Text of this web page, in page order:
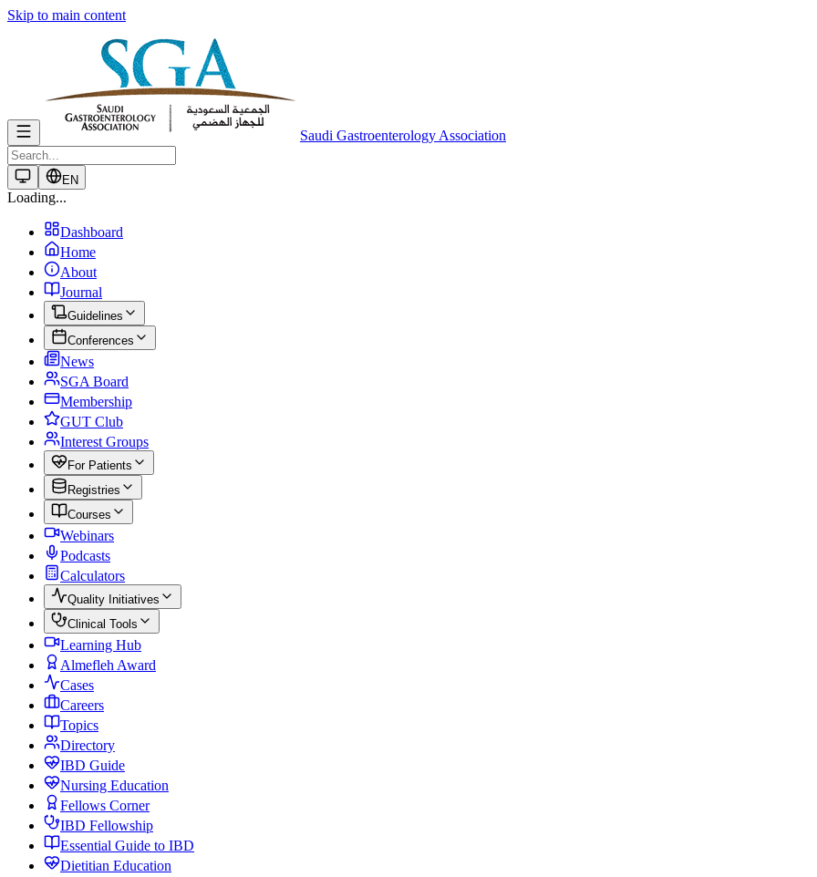
Skip to main content
Saudi Gastroenterology Association
EN
Loading...
Dashboard
Home
About
Journal
Guidelines
Conferences
News
SGA Board
Membership
GUT Club
Interest Groups
For Patients
Registries
Courses
Webinars
Podcasts
Calculators
Quality Initiatives
Clinical Tools
Learning Hub
Almefleh Award
Cases
Careers
Topics
Directory
IBD Guide
Nursing Education
Fellows Corner
IBD Fellowship
Essential Guide to IBD
Dietitian Education